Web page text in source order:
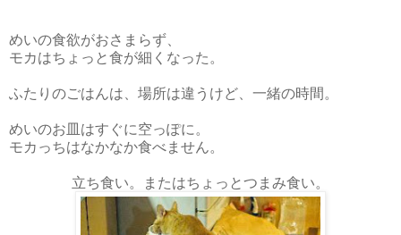
めいの食欲がおさまらず、
モカはちょっと食が細くなった。
ふたりのごはんは、場所は違うけど、一緒の時間。
めいのお皿はすぐに空っぽに。
モカっちはなかなか食べません。
立ち食い。またはちょっとつまみ食い。